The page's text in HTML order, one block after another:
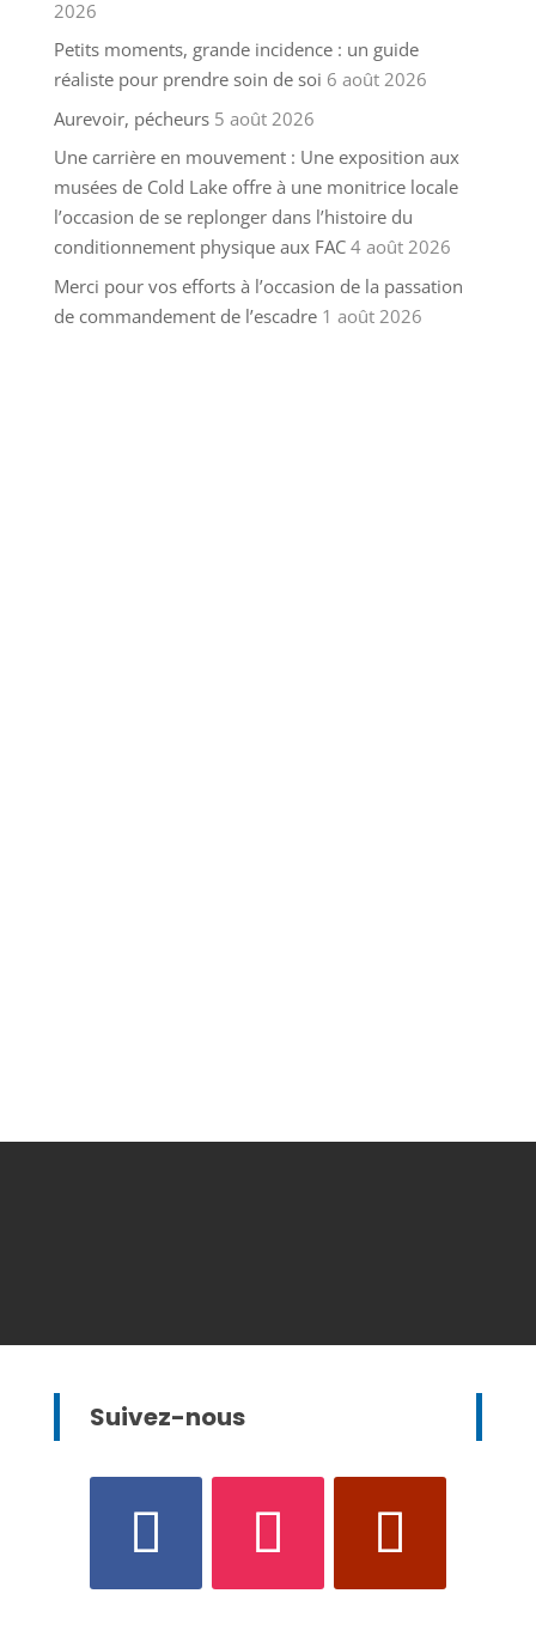
2026
Petits moments, grande incidence : un guide
réaliste pour prendre soin de soi 6 août 2026
Aurevoir, pécheurs 5 août 2026
Une carrière en mouvement : Une exposition aux
musées de Cold Lake offre à une monitrice locale
l’occasion de se replonger dans l’histoire du
conditionnement physique aux FAC 4 août 2026
Merci pour vos efforts à l’occasion de la passation
de commandement de l’escadre 1 août 2026
Suivez-nous